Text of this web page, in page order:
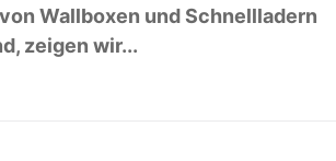
Wallboxen und Schnellladern
zeigen wir...